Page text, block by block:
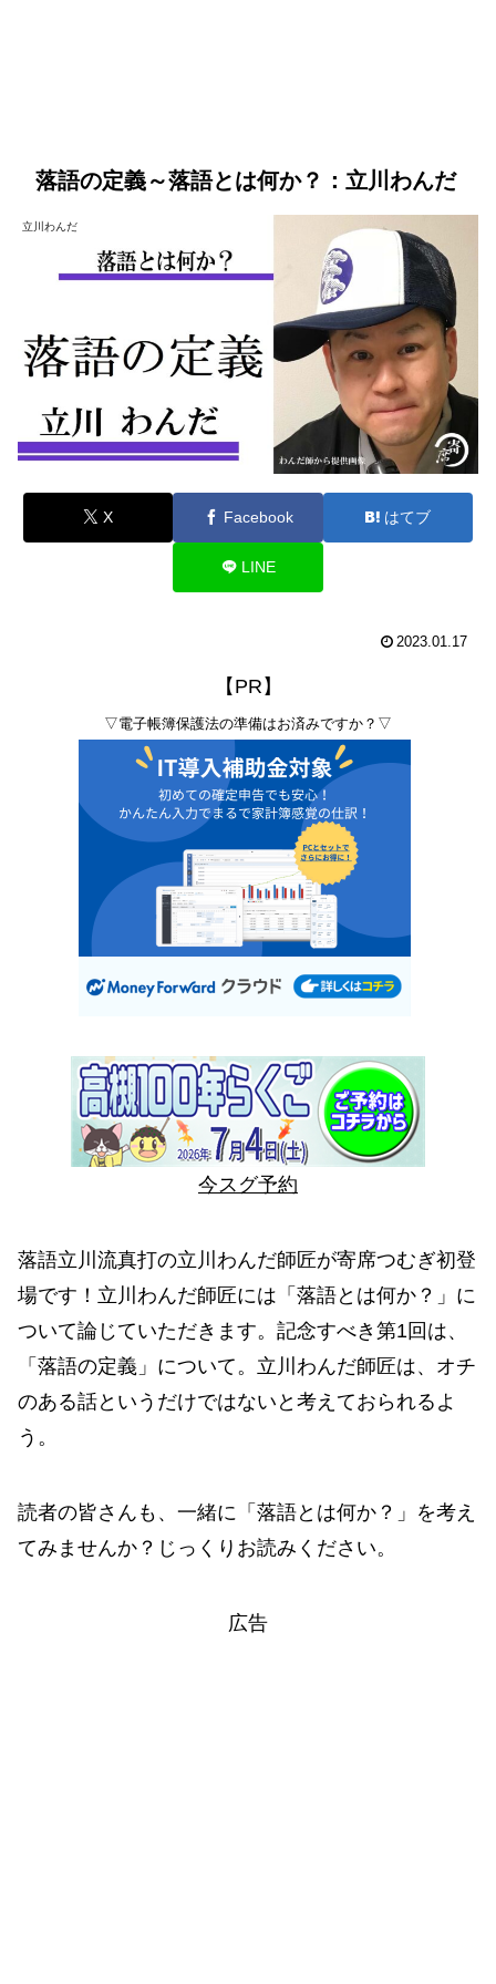
落語の定義～落語とは何か？：立川わんだ
立川わんだ
X Facebook はてブ
LINE
2023.01.17
【PR】
▽電子帳簿保護法の準備はお済みですか？▽
今スグ予約
落語立川流真打の立川わんだ師匠が寄席つむぎ初登
場です！立川わんだ師匠には「落語とは何か？」に
ついて論じていただきます。記念すべき第1回は、
「落語の定義」について。立川わんだ師匠は、オチ
のある話というだけではないと考えておられるよ
う。
読者の皆さんも、一緒に「落語とは何か？」を考え
てみませんか？じっくりお読みください。
広告